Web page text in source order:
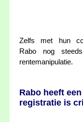
Zelfs met hun
Rabo nog
rentemanipulatie.
Rabo heeft
registratie is